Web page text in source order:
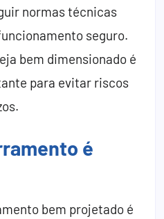
normas técnicas
seguro.
bem dimensionado é
para evitar riscos
é
bem projetado é